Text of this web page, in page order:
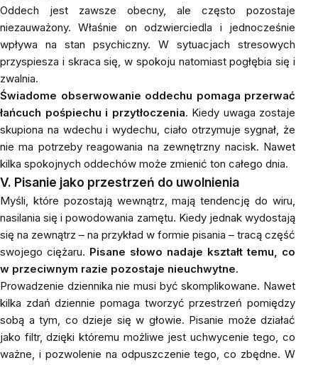
Oddech jest zawsze obecny, ale często pozostaje
niezauważony. Właśnie on odzwierciedla i jednocześnie
wpływa na stan psychiczny. W sytuacjach stresowych
przyspiesza i skraca się, w spokoju natomiast pogłębia się i
zwalnia.
Świadome obserwowanie oddechu pomaga przerwać
łańcuch pośpiechu i przytłoczenia. Kiedy uwaga zostaje
skupiona na wdechu i wydechu, ciało otrzymuje sygnał, że
nie ma potrzeby reagowania na zewnętrzny nacisk. Nawet
kilka spokojnych oddechów może zmienić ton całego dnia.
V. Pisanie jako przestrzeń do uwolnienia
Myśli, które pozostają wewnątrz, mają tendencję do wiru,
nasilania się i powodowania zamętu. Kiedy jednak wydostają
się na zewnątrz – na przykład w formie pisania – tracą część
swojego ciężaru. Pisane słowo nadaje kształt temu, co
w przeciwnym razie pozostaje nieuchwytne.
Prowadzenie dziennika nie musi być skomplikowane. Nawet
kilka zdań dziennie pomaga tworzyć przestrzeń pomiędzy
sobą a tym, co dzieje się w głowie. Pisanie może działać
jako filtr, dzięki któremu możliwe jest uchwycenie tego, co
ważne, i pozwolenie na odpuszczenie tego, co zbędne. W